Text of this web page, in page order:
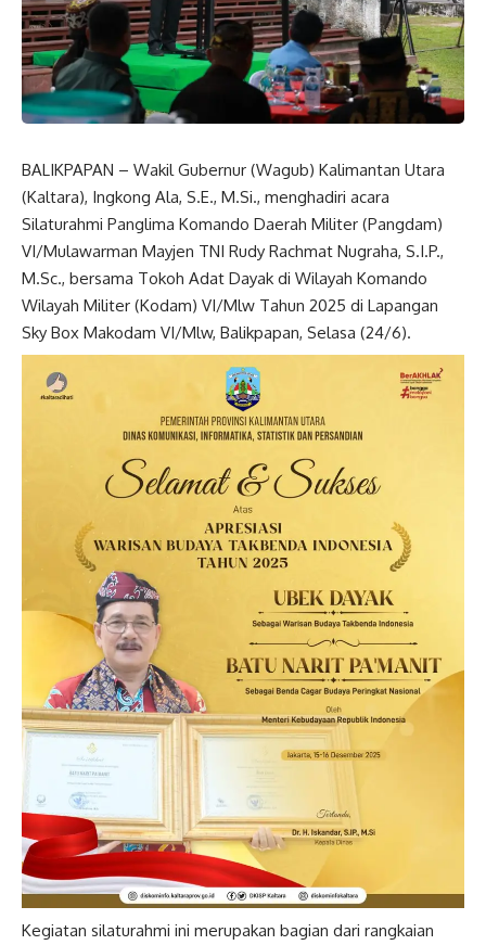
BALIKPAPAN – Wakil Gubernur (Wagub) Kalimantan Utara
(Kaltara), Ingkong Ala, S.E., M.Si., menghadiri acara
Silaturahmi Panglima Komando Daerah Militer (Pangdam)
VI/Mulawarman Mayjen TNI Rudy Rachmat Nugraha, S.I.P.,
M.Sc., bersama Tokoh Adat Dayak di Wilayah Komando
Wilayah Militer (Kodam) VI/Mlw Tahun 2025 di Lapangan
Sky Box Makodam VI/Mlw, Balikpapan, Selasa (24/6).
Kegiatan silaturahmi ini merupakan bagian dari rangkaian